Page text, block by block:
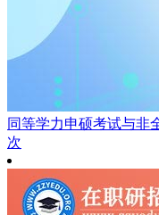
同等学力申硕考试与非
次